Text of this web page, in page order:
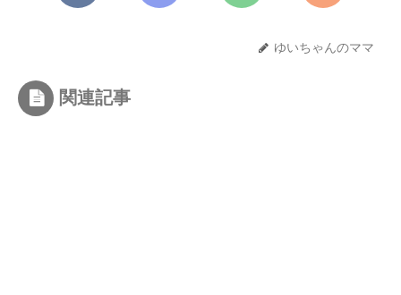
ゆいちゃんのママ
関連記事